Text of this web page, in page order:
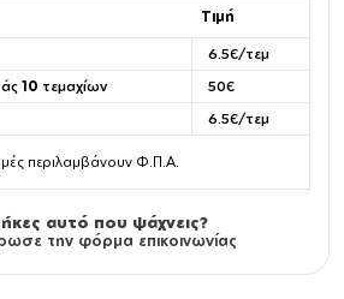
Τιμή
6.5€/τεμ
10 τεμαχίων
50€
6.5€/τεμ
περιλαμβάνουν Φ.Π.Α.
αυτό που ψάχνεις?
την φόρμα επικοινωνίας